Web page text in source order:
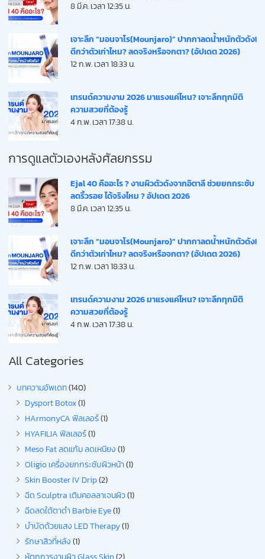
8 มี.ค. เวลา 12:35 น.
เจาะลึก “มอนจาโร(Mounjaro)” ปากกาลดน้ำหนักตัวดัง!
ดีกว่าตัวเก่าไหม? ลดจริงหรือจกตา? (อัปเดต 2026)
12 ก.พ. เวลา 18:33 น.
เทรนด์ความงาม 2026 มาแรงแค่ไหน? เจาะลึกทุกมิติ
ความสวยที่ต้องรู้
4 ก.พ. เวลา 17:38 น.
การดูแลตัวเองหลังศัลยกรรม
Ejal 40 คืออะไร ? งานผิวตัวดังจากอิตาลี ช่วยยกกระชับ
ลดริ้วรอย ได้จริงไหม ? อัปเดต 2026
8 มี.ค. เวลา 12:35 น.
เจาะลึก “มอนจาโร(Mounjaro)” ปากกาลดน้ำหนักตัวดัง!
ดีกว่าตัวเก่าไหม? ลดจริงหรือจกตา? (อัปเดต 2026)
12 ก.พ. เวลา 18:33 น.
เทรนด์ความงาม 2026 มาแรงแค่ไหน? เจาะลึกทุกมิติ
ความสวยที่ต้องรู้
4 ก.พ. เวลา 17:38 น.
All Categories
บทความอัพเดท(140)
Dysport Botox(1)
HArmonyCA ฟิลเลอร์(1)
HYAFILIA ฟิลเลอร์(1)
Meso Fat ลดแก้ม ลดเหนียง(1)
Oligio เครื่องยกกระชับผิวหน้า(1)
Skin Booster IV Drip(2)
ฉีด Sculptra เติมคอลลาเจนผิว(1)
ฉีดลดใต้ตาดำ Barbie Eye(1)
บำบัดด้วยแสง LED Therapy(1)
รักษาสิวที่หลัง(1)